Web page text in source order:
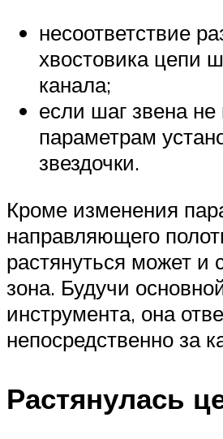
несоответствие
хвостовика цепи
канала;
если шаг звена не
параметрам
звездочки.
Кроме изменения
направляющего
растянуться может и
зона. Будучи
инструмента, она
непосредственно за
Растянулась